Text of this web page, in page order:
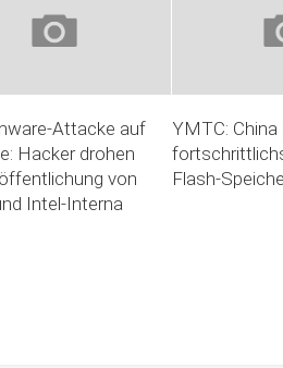
Attacke auf
Hacker drohen
von
Intel-Interna
YMTC: China
Flash-